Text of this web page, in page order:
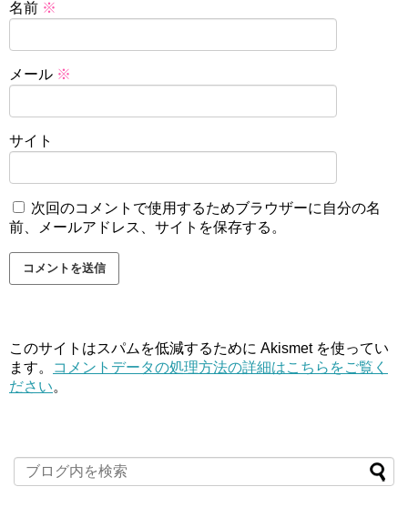
名前 ※
メール ※
サイト
次回のコメントで使用するためブラウザーに自分の名
前、メールアドレス、サイトを保存する。
このサイトはスパムを低減するために Akismet を使ってい
ます。
コメントデータの処理方法の詳細はこちらをご覧く
ださい。